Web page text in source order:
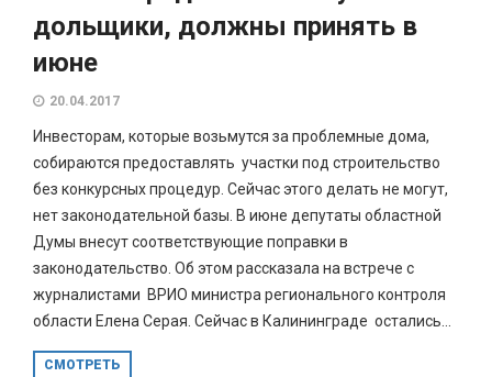
дольщики, должны принять в
июне
20.04.2017
Инвесторам, которые возьмутся за проблемные дома,
собираются предоставлять участки под строительство
без конкурсных процедур. Сейчас этого делать не могут,
нет законодательной базы. В июне депутаты областной
Думы внесут соответствующие поправки в
законодательство. Об этом рассказала на встрече с
журналистами ВРИО министра регионального контроля
области Елена Серая. Сейчас в Калининграде остались...
СМОТРЕТЬ